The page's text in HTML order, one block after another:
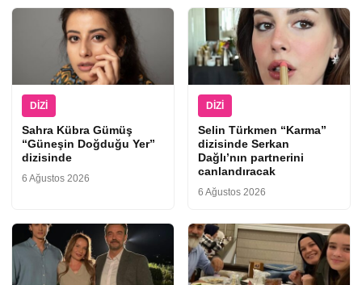
DIZI
Sahra Kübra Gümüş
“Güneşin Doğduğu Yer”
dizisinde
6 Ağustos 2026
DIZI
Selin Türkmen “Karma”
dizisinde Serkan
Dağlı’nın partnerini
canlandıracak
6 Ağustos 2026